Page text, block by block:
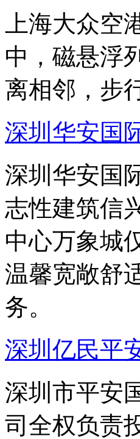
上海大众
中，磁悬浮
离相邻，步
深圳华安国
深圳华安国
志性建筑信
中心万象城
温馨宽敞舒
务。
深圳亿民平
深圳市平安
司全权负责